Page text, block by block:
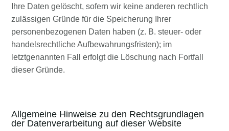
Ihre Daten gelöscht, sofern wir keine anderen rechtlich
zulässigen Gründe für die Speicherung Ihrer
personenbezogenen Daten haben (z. B. steuer- oder
handelsrechtliche Aufbewahrungsfristen); im
letztgenannten Fall erfolgt die Löschung nach Fortfall
dieser Gründe.
Allgemeine Hinweise zu den Rechtsgrundlagen
der Datenverarbeitung auf dieser Website